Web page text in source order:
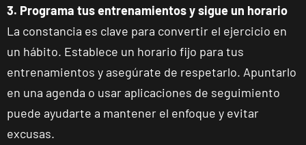
3. Programa tus entrenamientos y sigue un horario
La constancia es clave para convertir el ejercicio en
un hábito. Establece un horario fijo para tus
entrenamientos y asegúrate de respetarlo. Apuntarlo
en una agenda o usar aplicaciones de seguimiento
puede ayudarte a mantener el enfoque y evitar
excusas.